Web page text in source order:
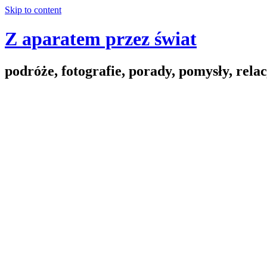
Skip to content
Z aparatem przez świat
podróże, fotografie, porady, pomysły,